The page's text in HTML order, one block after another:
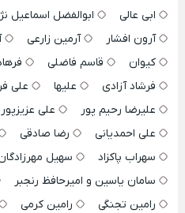
ابی عالی
ابوالفضل اسماعیل
آرون افشار
آرمین زارعی
کیوان
قاسم فاضلی
فرشاد آزادی
علیها علی
علیرضا رحیم پور
علی عزیزپور
علی احمدیانی
رضا صادقی
سهراب پاکزاد
سهیل
سامان یاسین و امیرحافظ رنجبر
رامین تجنگی
رامین کرمی